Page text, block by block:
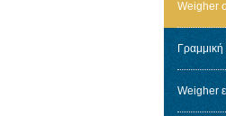
Weigher
Weigher